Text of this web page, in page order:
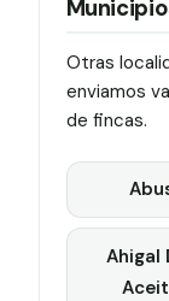
Otras
enviamos
de fincas.
Ahigal